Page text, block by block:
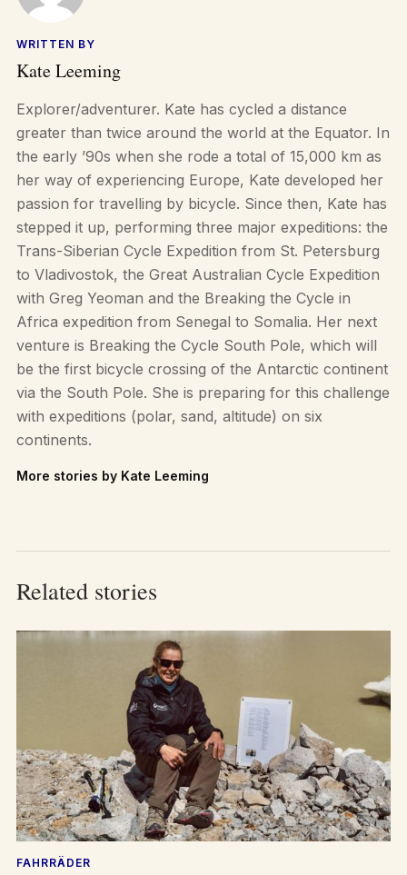
WRITTEN BY
Kate Leeming
Explorer/adventurer. Kate has cycled a distance
greater than twice around the world at the Equator. In
the early ’90s when she rode a total of 15,000 km as
her way of experiencing Europe, Kate developed her
passion for travelling by bicycle. Since then, Kate has
stepped it up, performing three major expeditions: the
Trans-Siberian Cycle Expedition from St. Petersburg
to Vladivostok, the Great Australian Cycle Expedition
with Greg Yeoman and the Breaking the Cycle in
Africa expedition from Senegal to Somalia. Her next
venture is Breaking the Cycle South Pole, which will
be the first bicycle crossing of the Antarctic continent
via the South Pole. She is preparing for this challenge
with expeditions (polar, sand, altitude) on six
continents.
More stories by Kate Leeming
Related stories
FAHRRÄDER